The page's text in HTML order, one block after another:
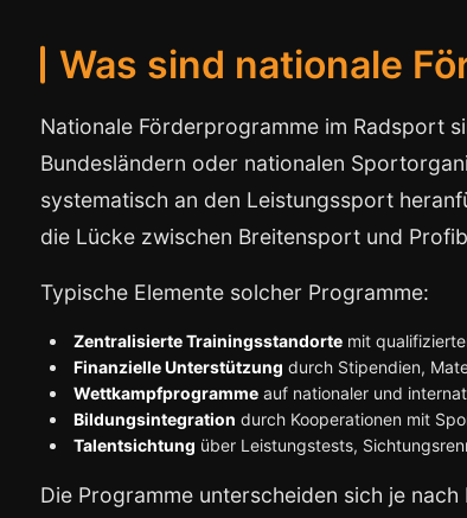
Was sind nationale
Nationale Förderprogramme im Radsport
Bundesländern oder nationalen
systematisch an den Leistungssport
die Lücke zwischen Breitensport und
Typische Elemente solcher Programme:
Zentralisierte Trainingsstandorte mit
Finanzielle Unterstützung durch Stipendien,
Wettkampfprogramme auf nationaler und
Bildungsintegration durch Kooperationen mit
Talentsichtung über Leistungstests,
Die Programme unterscheiden sich je